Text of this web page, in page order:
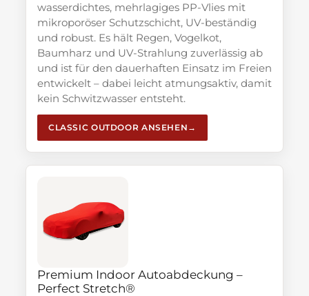
wasserdichtes, mehrlagiges PP-Vlies mit
mikroporöser Schutzschicht, UV-beständig
und robust. Es hält Regen, Vogelkot,
Baumharz und UV-Strahlung zuverlässig ab
und ist für den dauerhaften Einsatz im Freien
entwickelt – dabei leicht atmungsaktiv, damit
kein Schwitzwasser entsteht.
CLASSIC OUTDOOR ANSEHEN
Premium Indoor Autoabdeckung –
Perfect Stretch®